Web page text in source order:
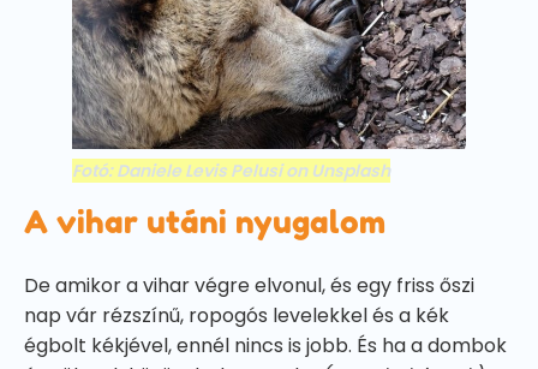
Fotó: Daniele Levis Pelusi on Unsplash
A vihar utáni nyugalom
De amikor a vihar végre elvonul, és egy friss őszi
nap vár rézszínű, ropogós levelekkel és a kék
égbolt kékjével, ennél nincs is jobb. És ha a dombok